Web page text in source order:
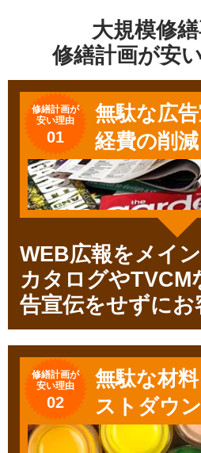
大規模修
修繕計画が安
修繕計画が
安い理由
01
無駄な広
経費の削減
WEB広報をメイ
カタログやTVCM
告宣伝をせずにお
修繕計画が
安い理由
02
無駄な材
ストダウン